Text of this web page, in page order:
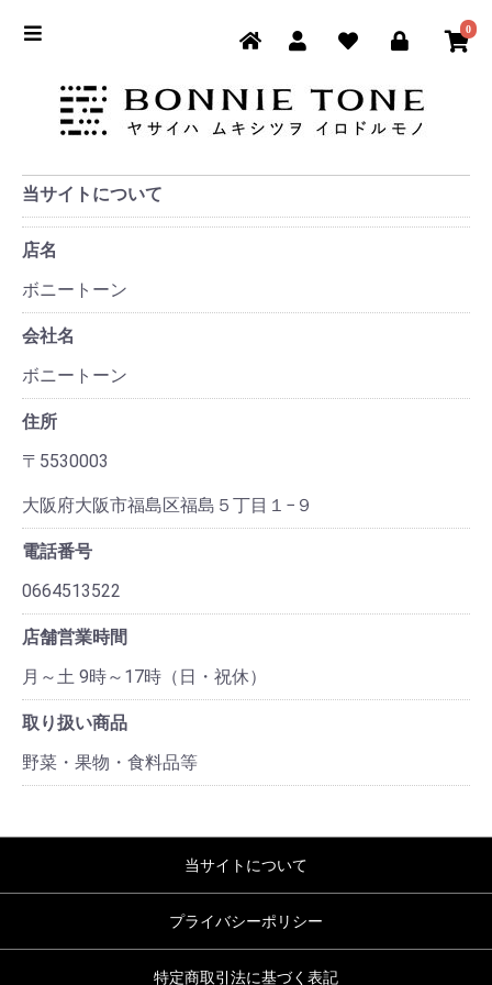
0
当サイトについて
店名
ボニートーン
会社名
ボニートーン
住所
〒5530003
大阪府大阪市福島区福島５丁目１−９
電話番号
0664513522
店舗営業時間
月～土 9時～17時（日・祝休）
取り扱い商品
野菜・果物・食料品等
当サイトについて
プライバシーポリシー
特定商取引法に基づく表記